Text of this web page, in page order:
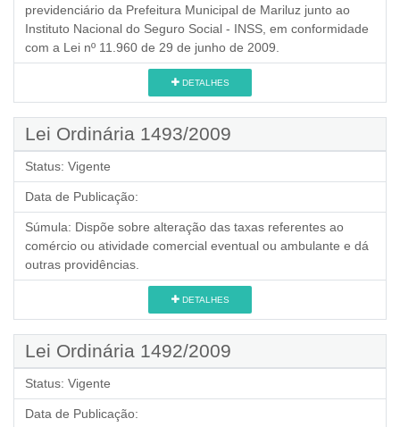
previdenciário da Prefeitura Municipal de Mariluz junto ao
Instituto Nacional do Seguro Social - INSS, em conformidade
com a Lei nº 11.960 de 29 de junho de 2009.
DETALHES
Lei Ordinária 1493/2009
Status: Vigente
Data de Publicação:
Súmula: Dispõe sobre alteração das taxas referentes ao
comércio ou atividade comercial eventual ou ambulante e dá
outras providências.
DETALHES
Lei Ordinária 1492/2009
Status: Vigente
Data de Publicação: